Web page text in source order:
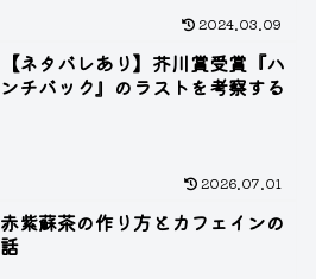
2024.03.09
【ネタバレあり】芥川賞受賞『ハ
ンチバック』のラストを考察する
2026.07.01
赤紫蘇茶の作り方とカフェインの
話